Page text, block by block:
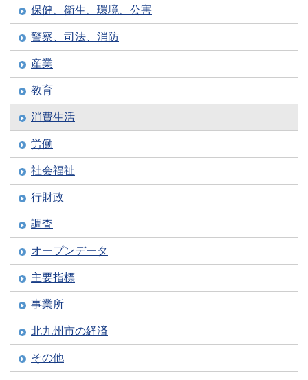
保健、衛生、環境、公害
警察、司法、消防
産業
教育
消費生活
労働
社会福祉
行財政
調査
オープンデータ
主要指標
事業所
北九州市の経済
その他